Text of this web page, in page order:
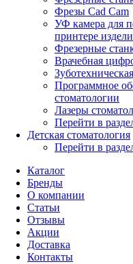
Фрезы Cad Cam
УФ камера для
принтере
Фрезерные
Врачебная
Программное
стоматологии
Лазеры
Перейти в
Детская стоматология
Перейти в
Каталог
Бренды
О компании
Статьи
Отзывы
Акции
Доставка
Контакты